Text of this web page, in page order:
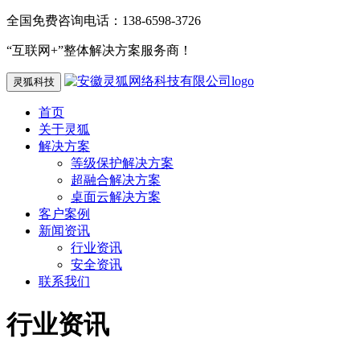
全国免费咨询电话：138-6598-3726
“互联网+”整体解决方案服务商！
灵狐科技
首页
关于灵狐
解决方案
等级保护解决方案
超融合解决方案
桌面云解决方案
客户案例
新闻资讯
行业资讯
安全资讯
联系我们
行业资讯